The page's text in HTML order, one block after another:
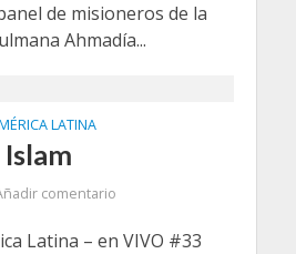
de misioneros de la
Ahmadía...
LATINA
comentario
Latina – en VIVO #33